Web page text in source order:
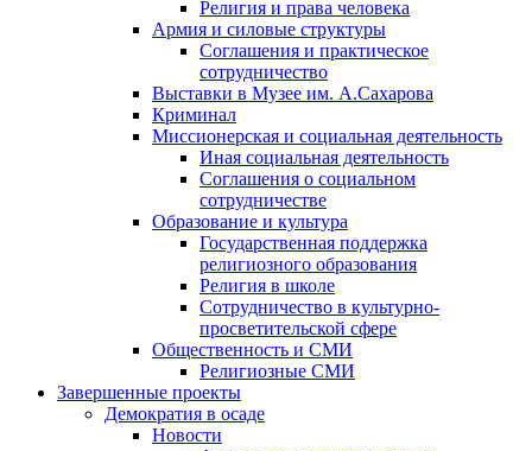
Религия и права человека
Армия и силовые структуры
Соглашения и практическое
сотрудничество
Выставки в Музее им. А.Сахарова
Криминал
Миссионерская и социальная деятельность
Иная социальная деятельность
Соглашения о социальном
сотрудничестве
Образование и культура
Государственная поддержка
религиозного образования
Религия в школе
Сотрудничество в культурно-
просветительской сфере
Общественность и СМИ
Религиозные СМИ
Завершенные проекты
Демократия в осаде
Новости